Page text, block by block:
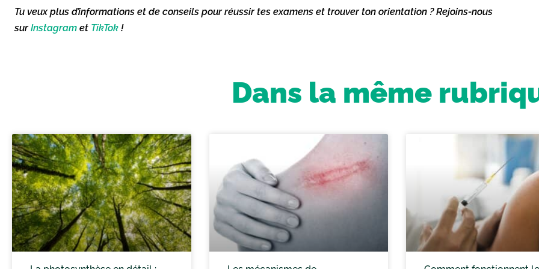
Tu veux plus d’informations et de conseils pour réussir tes examens et trouver ton orientation ? Rejoins-nous
surInstagram et TikTok !
Dans la même